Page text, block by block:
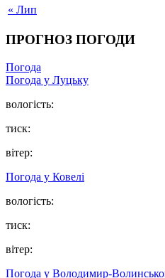
« Лип
ПРОГНОЗ ПОГОДИ
Погода
Погода у Луцьку
вологість:
тиск:
вітер:
Погода у Ковелі
вологість:
тиск:
вітер:
Погода у Володимир-